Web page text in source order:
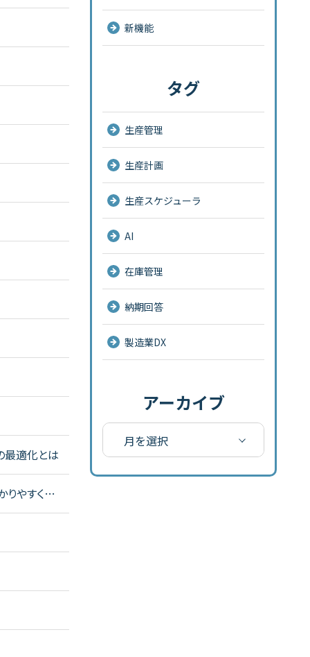
最適化とは
りやすく解
新機能
タグ
生産管理
生産計画
生産スケジューラ
AI
在庫管理
納期回答
製造業DX
アーカイブ